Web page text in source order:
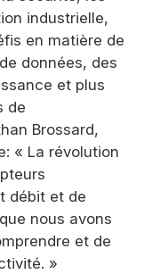
industrielle,
en matière de
données, des
et plus
de
Brossard,
« La révolution
débit et de
nous avons
et de
»